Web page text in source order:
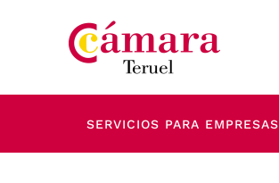
Skip to main content
SERVICIOS PARA EMPRESAS